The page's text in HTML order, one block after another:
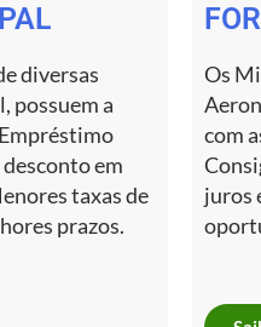
diversas
possuem a
em
taxas de
prazos.
Os
com
juros